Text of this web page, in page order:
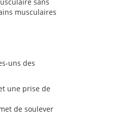
musculaires
uns des
une prise de
de soulever